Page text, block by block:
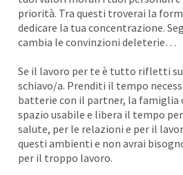
priorità. Tra questi troverai la
dedicare la tua concentrazione.
cambia le convinzioni deleterie…
Se il lavoro per te è tutto rifletti
schiavo/a. Prenditi il tempo
batterie con il partner, la famiglia
spazio usabile e libera il tempo
salute, per le relazioni e per il
questi ambienti e non avrai
per il troppo lavoro.